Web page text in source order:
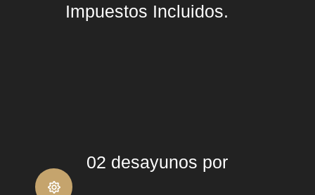
Impuestos Incluidos.
02 desayunos por